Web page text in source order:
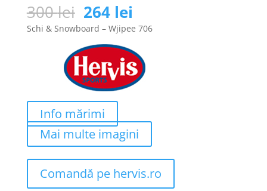
300lei Prețul
inițial
a
fost:
300 lei.
264 lei
curent
este:
264 lei.
Schi & Snowboard – Wjipee 706
Info mărimi
Mai multe imagini
Comandă pe hervis.ro